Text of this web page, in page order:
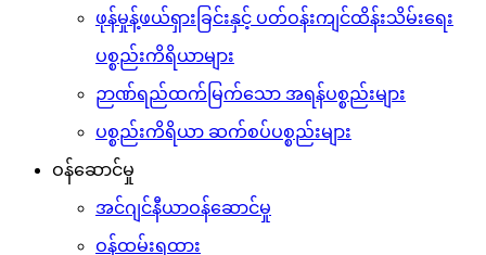
ဖုန်မှုန့်ဖယ်ရှားခြင်းနှင့် ပတ်ဝန်းကျင်ထိန်းသိမ်းရေး
ပစ္စည်းကိရိယာများ
ဉာဏ်ရည်ထက်မြက်သော အရန်ပစ္စည်းများ
ပစ္စည်းကိရိယာ ဆက်စပ်ပစ္စည်းများ
ဝန်ဆောင်မှု
အင်ဂျင်နီယာဝန်ဆောင်မှု
ဝန်ထမ်းရထား